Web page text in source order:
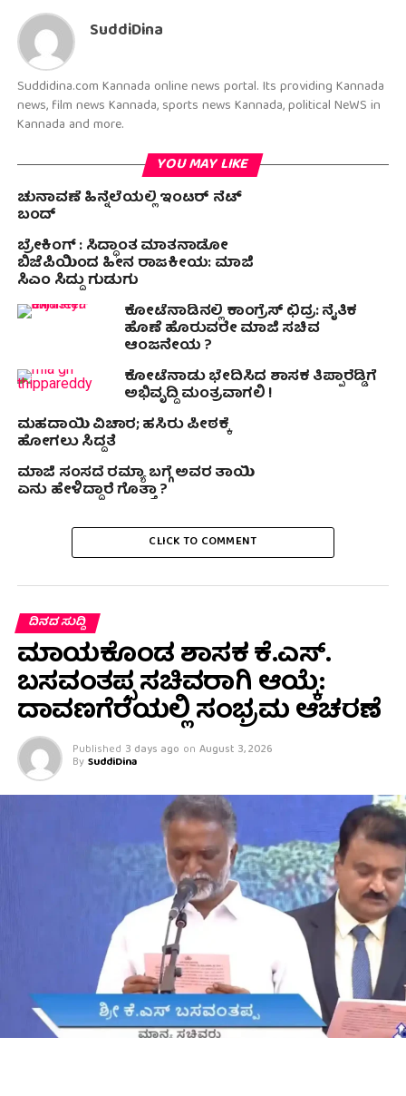
SuddiDina
Suddidina.com Kannada online news portal. Its providing Kannada
news, film news Kannada, sports news Kannada, political NeWS in
Kannada and more.
YOU MAY LIKE
ಚುನಾವಣೆ ಹಿನ್ನೆಲೆಯಲ್ಲಿ ಇಂಟರ್ ನೆಟ್
ಬಂದ್
ಬ್ರೇಕಿಂಗ್ : ಸಿದ್ಧಾಂತ ಮಾತನಾಡೋ
ಬಿಜೆಪಿಯಿಂದ ಹೀನ ರಾಜಕೀಯ: ಮಾಜಿ
ಸಿಎಂ ಸಿದ್ದು ಗುಡುಗು
ಕೋಟೆನಾಡಿನಲ್ಲಿ ಕಾಂಗ್ರೆಸ್ ಛಿದ್ರ: ನೈತಿಕ
ಹೊಣೆ ಹೊರುವರೇ ಮಾಜಿ ಸಚಿವ
ಆಂಜನೇಯ ?
ಕೋಟೆನಾಡು ಭೇದಿಸಿದ ಶಾಸಕ ತಿಪ್ಪಾರೆಡ್ಡಿಗೆ
ಅಭಿವೃದ್ಧಿ ಮಂತ್ರವಾಗಲಿ !
ಮಹದಾಯಿ ವಿಚಾರ; ಹಸಿರು ಪೀಠಕ್ಕೆ
ಹೋಗಲು ಸಿದ್ಧತೆ
ಮಾಜಿ ಸಂಸದೆ ರಮ್ಯಾ ಬಗ್ಗೆ ಅವರ ತಾಯಿ
ಏನು ಹೇಳಿದ್ದಾರೆ ಗೊತ್ತಾ ?
CLICK TO COMMENT
ದಿನದ ಸುದ್ದಿ
ಮಾಯಕೊಂಡ ಶಾಸಕ ಕೆ.ಎಸ್.
ಬಸವಂತಪ್ಪ ಸಚಿವರಾಗಿ ಆಯ್ಕೆ:
ದಾವಣಗೆರೆಯಲ್ಲಿ ಸಂಭ್ರಮ ಆಚರಣೆ
Published 3 days ago on August 3, 2026
By SuddiDina